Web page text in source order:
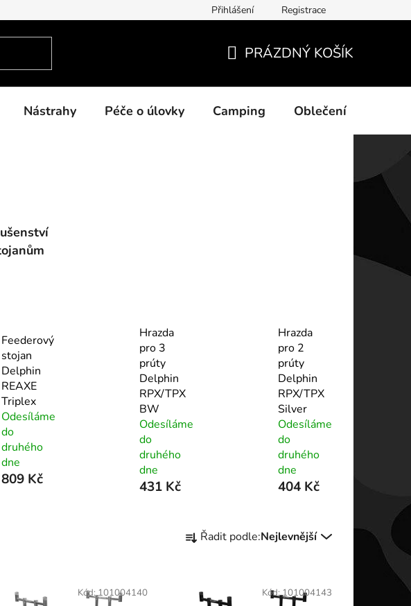
Přihlášení Registrace
KOŠÍK
PRÁZDNÝ KOŠÍK
Nástrahy Péče o úlovky Camping Oblečení
Feederový
stojan
Delphin
REAXE
Triplex
Odesíláme
do
druhého
dne
809 Kč
Hrazda
pro 3
prúty
Delphin
RPX/TPX
BW
Odesíláme
do
druhého
dne
431 Kč
Hrazda
pro 2
prúty
Delphin
RPX/TPX
Silver
Odesíláme
do
druhého
dne
404 Kč
a Řadit podle:Nejlevnější
Kód:101004140 Kód:101004143